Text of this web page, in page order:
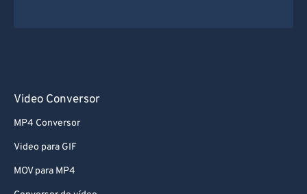
Video Conversor
MP4 Conversor
Video para GIF
MOV para MP4